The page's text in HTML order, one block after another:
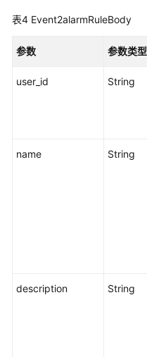
坡
户
表4 Event2alarmRuleBody
参数 参数类型
user_id String
name String
description String